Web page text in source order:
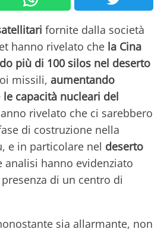
fornite dalla società
hanno rivelato che la Cina
più di 100 silos nel deserto
missili, aumentando
le capacità nucleari del
rivelato che ci sarebbero
di costruzione nella
e in particolare nel deserto
analisi hanno evidenziato
di un centro di
sia allarmante, non